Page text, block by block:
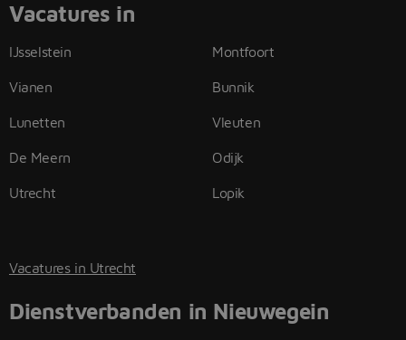
Vacatures in
IJsselstein
Vianen
Lunetten
De Meern
Utrecht
Montfoort
Bunnik
Vleuten
Odijk
Lopik
Vacatures in Utrecht
Dienstverbanden in Nieuwegein